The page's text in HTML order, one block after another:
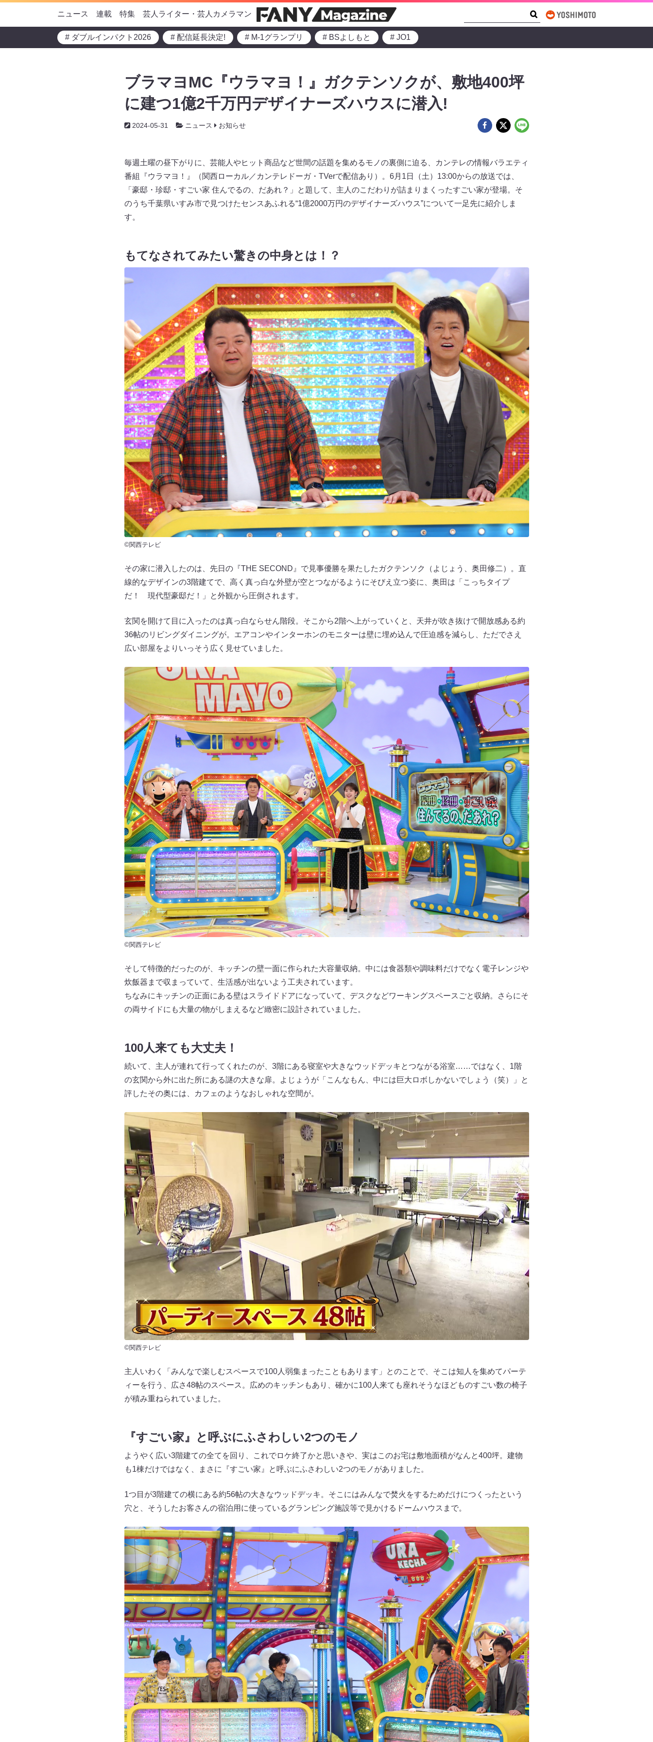
ニュース 連載 特集 芸人ライター・芸人カメラマン
# ダブルインパクト2026 # 配信延長決定! # M-1グランプリ # BSよしもと # JO1
ブラマヨMC『ウラマヨ！』ガクテンソクが、敷地400坪
に建つ1億2千万円デザイナーズハウスに潜入!
2024-05-31 ニュース お知らせ
毎週土曜の昼下がりに、芸能人やヒット商品など世間の話題を集めるモノの裏側に迫る、カンテレの情報バラエティ
番組『ウラマヨ！』（関西ローカル／カンテレドーガ・TVerで配信あり）。6月1日（土）13:00からの放送では、
「豪邸・珍邸・すごい家 住んでるの、だあれ？」と題して、主人のこだわりが詰まりまくったすごい家が登場。そ
のうち千葉県いすみ市で見つけたセンスあふれる“1億2000万円のデザイナーズハウス”について一足先に紹介しま
す。
もてなされてみたい驚きの中身とは！？
©関西テレビ
その家に潜入したのは、先日の『THE SECOND』で見事優勝を果たしたガクテンソク（よじょう、奥田修二）。直
線的なデザインの3階建てで、高く真っ白な外壁が空とつながるようにそびえ立つ姿に、奥田は「こっちタイプ
だ！ 現代型豪邸だ！」と外観から圧倒されます。
玄関を開けて目に入ったのは真っ白ならせん階段。そこから2階へ上がっていくと、天井が吹き抜けで開放感ある約
36帖のリビングダイニングが。エアコンやインターホンのモニターは壁に埋め込んで圧迫感を減らし、ただでさえ
広い部屋をよりいっそう広く見せていました。
©関西テレビ
そして特徴的だったのが、キッチンの壁一面に作られた大容量収納。中には食器類や調味料だけでなく電子レンジや
炊飯器まで収まっていて、生活感が出ないよう工夫されています。
ちなみにキッチンの正面にある壁はスライドドアになっていて、デスクなどワーキングスペースごと収納。さらにそ
の両サイドにも大量の物がしまえるなど緻密に設計されていました。
100人来ても大丈夫！
続いて、主人が連れて行ってくれたのが、3階にある寝室や大きなウッドデッキとつながる浴室……ではなく、1階
の玄関から外に出た所にある謎の大きな扉。よじょうが「こんなもん、中には巨大ロボしかないでしょう（笑）」と
評したその奥には、カフェのようなおしゃれな空間が。
©関西テレビ
主人いわく「みんなで楽しむスペースで100人弱集まったこともあります」とのことで、そこは知人を集めてパーテ
ィーを行う、広さ48帖のスペース。広めのキッチンもあり、確かに100人来ても座れそうなほどものすごい数の椅子
が積み重ねられていました。
『すごい家』と呼ぶにふさわしい2つのモノ
ようやく広い3階建ての全てを回り、これでロケ終了かと思いきや、実はこのお宅は敷地面積がなんと400坪。建物
も1棟だけではなく、まさに『すごい家』と呼ぶにふさわしい2つのモノがありました。
1つ目が3階建ての横にある約56帖の大きなウッドデッキ。そこにはみんなで焚火をするためだけにつくったという
穴と、そうしたお客さんの宿泊用に使っているグランピング施設等で見かけるドームハウスまで。